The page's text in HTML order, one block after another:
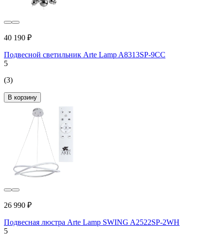
40 190 ₽
Подвесной светильник Arte Lamp A8313SP-9CC
5
(3)
В корзину
26 990 ₽
Подвесная люстра Arte Lamp SWING A2522SP-2WH
5